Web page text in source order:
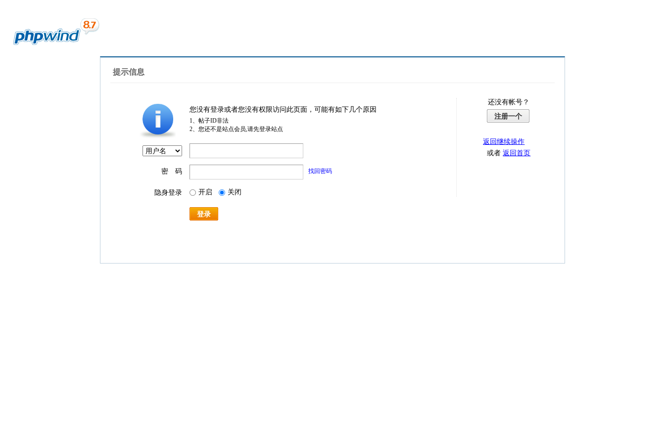
提示信息
您没有登录或者您没有权限访问此页面，可能有如下几个原因
1、帖子ID非法
2、您还不是站点会员,请先登录站点
密 码 找回密码
隐身登录 开启 关闭
登录
还没有帐号？
注册一个
返回继续操作
或者返回首页